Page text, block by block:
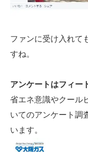
ファンに受け入れて
すね。
アンケートはフィー
省エネ意識やクール
いてのアンケート調
います。